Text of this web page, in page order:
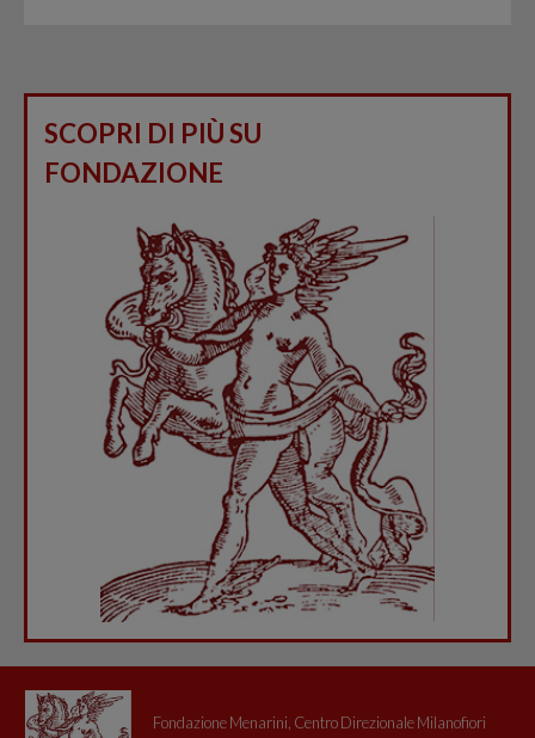
SCOPRI DI PIÙ SU
FONDAZIONE
Fondazione Menarini, Centro Direzionale Milanofiori